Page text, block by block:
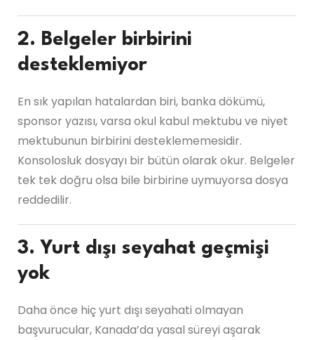
2. Belgeler birbirini
desteklemiyor
En sık yapılan hatalardan biri, banka dökümü,
sponsor yazısı, varsa okul kabul mektubu ve niyet
mektubunun birbirini desteklememesidir.
Konsolosluk dosyayı bir bütün olarak okur. Belgeler
tek tek doğru olsa bile birbirine uymuyorsa dosya
reddedilir.
3. Yurt dışı seyahat geçmişi
yok
Daha önce hiç yurt dışı seyahati olmayan
başvurucular, Kanada’da yasal süreyi aşarak